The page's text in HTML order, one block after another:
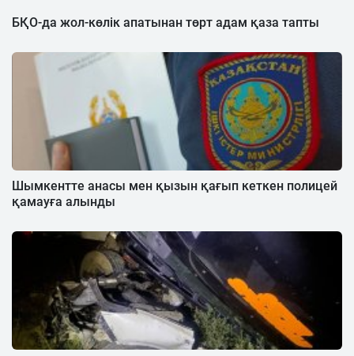
БҚО-да жол-көлік апатынан төрт адам қаза тапты
Шымкентте анасы мен қызын қағып кеткен полицей
қамауға алынды